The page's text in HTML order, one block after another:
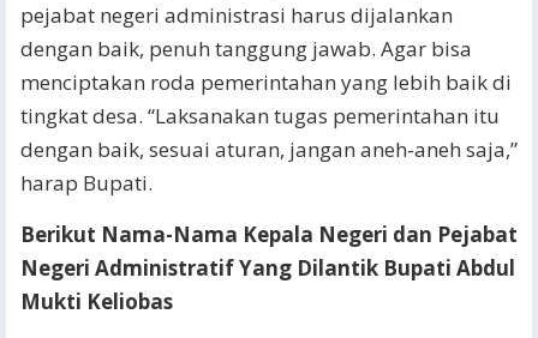
pejabat negeri administrasi harus dijalankan
dengan baik, penuh tanggung jawab. Agar bisa
menciptakan roda pemerintahan yang lebih baik di
tingkat desa. “Laksanakan tugas pemerintahan itu
dengan baik, sesuai aturan, jangan aneh-aneh saja,”
harap Bupati.
Berikut Nama-Nama Kepala Negeri dan Pejabat
Negeri Administratif Yang Dilantik Bupati Abdul
Mukti Keliobas